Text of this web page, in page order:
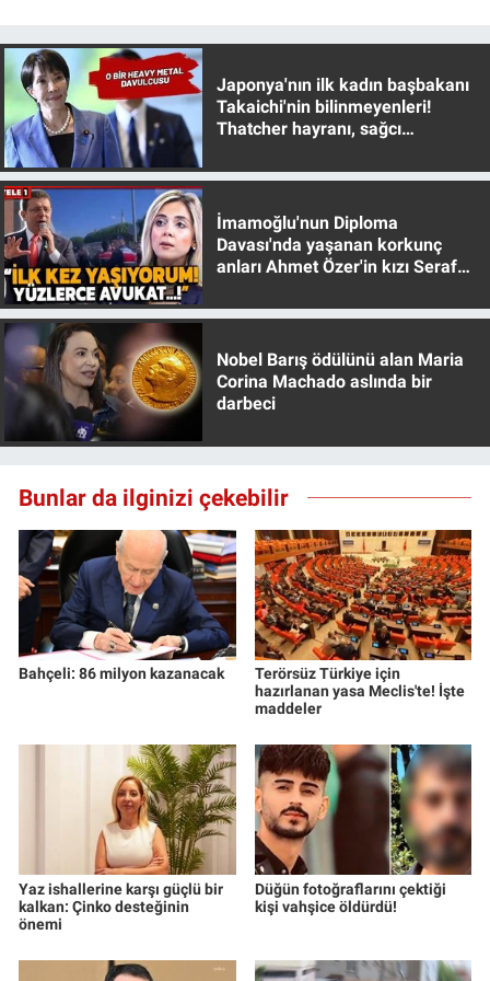
Japonya'nın ilk kadın başbakanı
Takaichi'nin bilinmeyenleri!
Thatcher hayranı, sağcı
İmamoğlu'nun Diploma
Davası'nda yaşanan korkunç
anları Ahmet Özer'in kızı Seraf
Nobel Barış ödülünü alan Maria
Corina Machado aslında bir
darbeci
Bunlar da ilginizi çekebilir
Bahçeli: 86 milyon kazanacak
Terörsüz Türkiye için
hazırlanan yasa Meclis'te! İşte
maddeler
Yaz ishallerine karşı güçlü bir
kalkan: Çinko desteğinin
önemi
Düğün fotoğraflarını çektiği
kişi vahşice öldürdü!
Gündem Özel
Günün görüntüsü
Haber
Kimdir
Koronavirüs
Kültür Sanat
Ne demişti
Nedir
Popüler
Programlar
Sağlık
Teknoloji
Türkiye'nin Geleceği
Türkiye'nin Gündemi